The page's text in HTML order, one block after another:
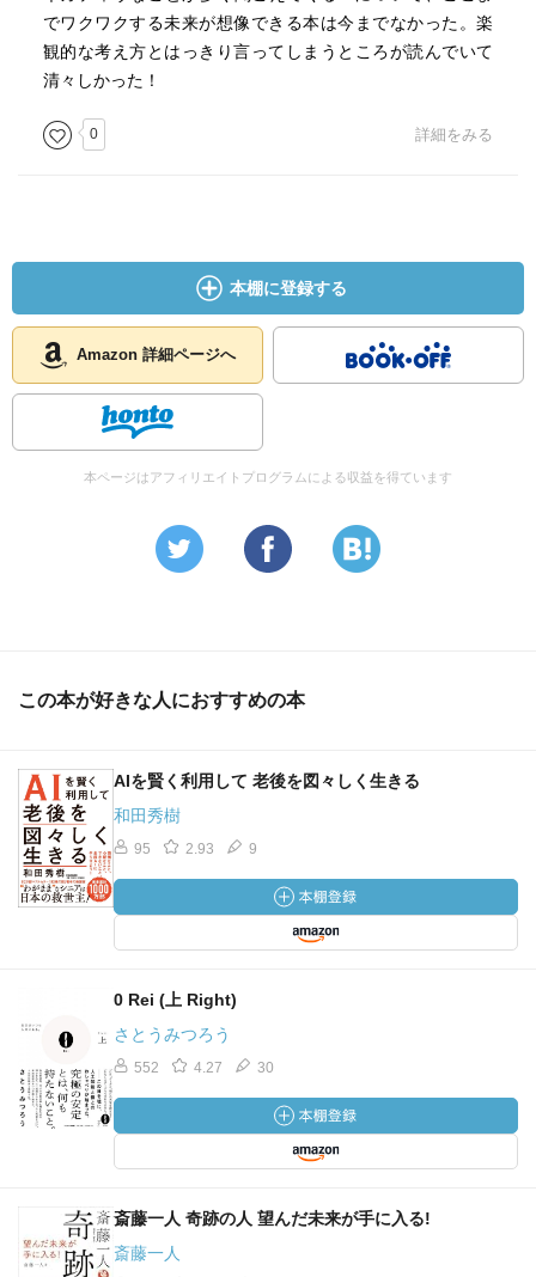
でワクワクする未来が想像できる本は今までなかった。楽
観的な考え方とはっきり言ってしまうところが読んでいて
清々しかった！
0 詳細をみる
本棚に登録する
Amazon 詳細ページへ
本ページはアフィリエイトプログラムによる収益を得ています
この本が好きな人におすすめの本
AIを賢く利用して 老後を図々しく生きる
和田秀樹
95 2.93 9
0 Rei (上 Right)
さとうみつろう
552 4.27 30
斎藤一人 奇跡の人 望んだ未来が手に入る!
斎藤一人